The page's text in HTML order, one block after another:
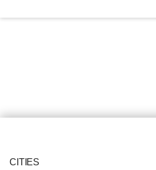
CITIES